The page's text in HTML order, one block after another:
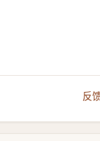
反